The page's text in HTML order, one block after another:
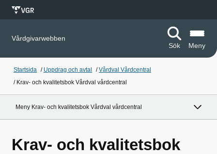
Vårdgivarwebben
Sök
Meny
Startsida / Uppdrag och avtal /Vårdval Vårdcentral
/ Krav- och kvalitetsbok Vårdval vårdcentral
Meny Krav- och kvalitetsbok Vårdval vårdcentral
Krav- och kvalitetsbok